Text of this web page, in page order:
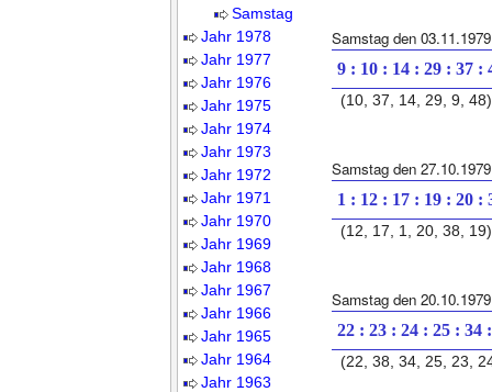
Samstag
Jahr 1978
Jahr 1977
Jahr 1976
Jahr 1975
Jahr 1974
Jahr 1973
Jahr 1972
Jahr 1971
Jahr 1970
Jahr 1969
Jahr 1968
Jahr 1967
Jahr 1966
Jahr 1965
Jahr 1964
Jahr 1963
Samstag den 03.11.1979
9 : 10 : 14 : 29 : 37 :
(10, 37, 14, 29, 9, 48)
Samstag den 27.10.1979
1 : 12 : 17 : 19 : 20 :
(12, 17, 1, 20, 38, 19)
Samstag den 20.10.1979
22 : 23 : 24 : 25 : 34
(22, 38, 34, 25, 23,